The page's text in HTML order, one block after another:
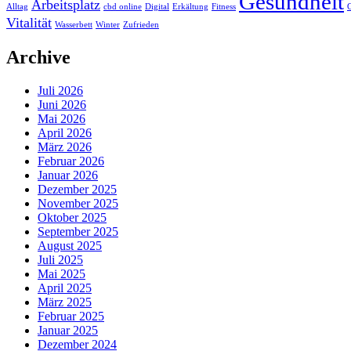
Alltag Arbeitsplatz cbd online Digital Erkältung Fitness
Vitalität Wasserbett Winter Zufrieden
Archive
Juli 2026
Juni 2026
Mai 2026
April 2026
März 2026
Februar 2026
Januar 2026
Dezember 2025
November 2025
Oktober 2025
September 2025
August 2025
Juli 2025
Mai 2025
April 2025
März 2025
Februar 2025
Januar 2025
Dezember 2024